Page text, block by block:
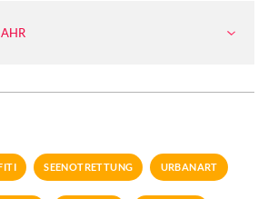
SEENOTRETTUNG URBANART